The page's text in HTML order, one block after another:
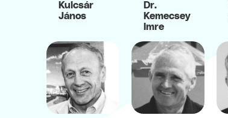
Kulcsár
János
Dr.
Kemecsey
Imre